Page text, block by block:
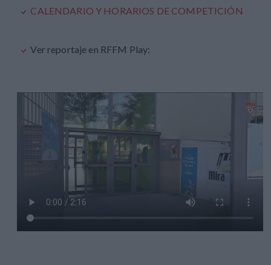
CALENDARIO Y HORARIOS DE COMPETICIÓN
Ver reportaje en RFFM Play: